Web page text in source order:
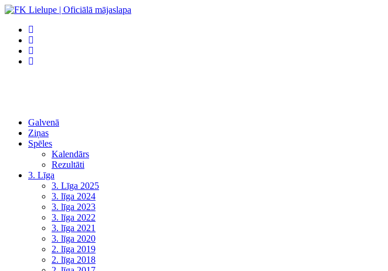
Galvenā
Ziņas
Spēles
Kalendārs
Rezultāti
3. Līga
3. Līga 2025
3. līga 2024
3. līga 2023
3. līga 2022
3. līga 2021
3. līga 2020
2. līga 2019
2. līga 2018